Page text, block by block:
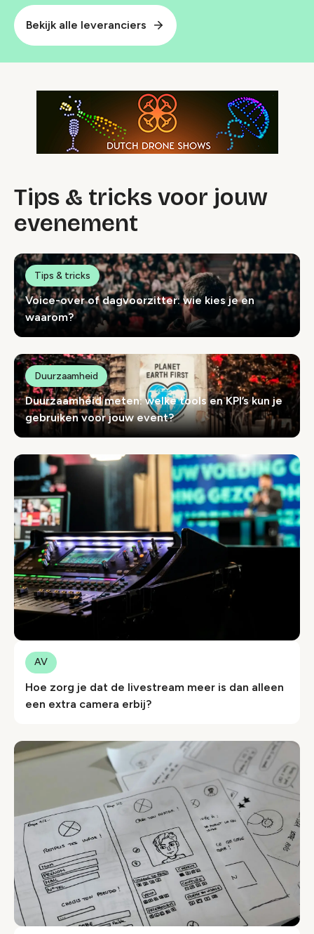
Bekijk alle leveranciers
Tips & tricks voor jouw
evenement
Voice-over of dagvoorzitter: wie kies je en
waarom?
Tips & tricks
Duurzaamheid meten: welke tools en KPI’s kun je
gebruiken voor jouw event?
Duurzaamheid
Hoe zorg je dat de livestream meer is dan alleen
een extra camera erbij?
AV